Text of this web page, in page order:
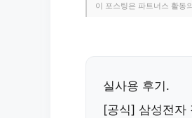
이 포스팅은 파트너스 활동
실사용 후기.
[공식] 삼성전자